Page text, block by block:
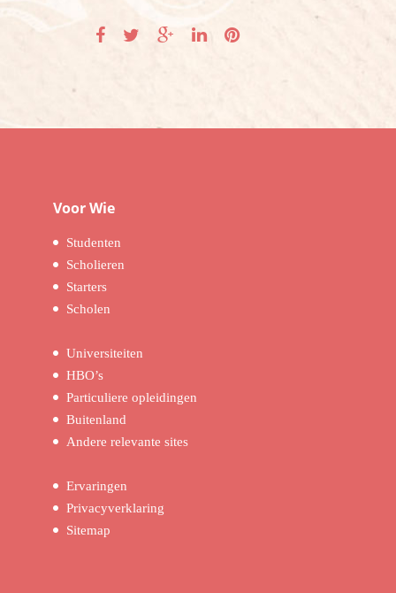
Voor Wie
Studenten
Scholieren
Starters
Scholen
Universiteiten
HBO’s
Particuliere opleidingen
Buitenland
Andere relevante sites
Ervaringen
Privacyverklaring
Sitemap